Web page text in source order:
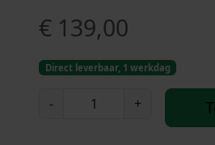
€ 139,00
Direct leverbaar, 1 werkdag
- +